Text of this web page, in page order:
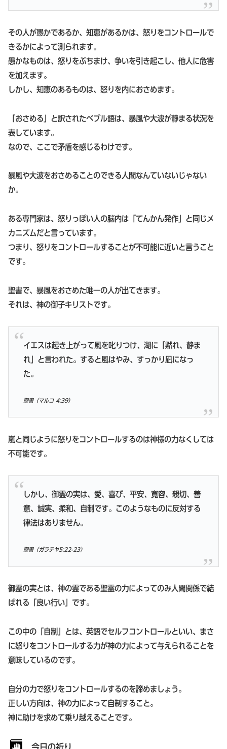
その人が愚かであるか、知恵があるかは、怒りをコントロールで
きるかによって測られます。
愚かなものは、怒りをぶちまけ、争いを引き起こし、他人に危害
を加えます。
しかし、知恵のあるものは、怒りを内におさめます。
「おさめる」と訳されたべブル語は、暴風や大波が静まる状況を
表しています。
なので、ここで矛盾を感じるわけです。
暴風や大波をおさめることのできる人間なんていないじゃない
か。
ある専門家は、怒りっぽい人の脳内は「てんかん発作」と同じメ
カニズムだと言っています。
つまり、怒りをコントロールすることが不可能に近いと言うこと
です。
聖書で、暴風をおさめた唯一の人が出てきます。
それは、神の御子キリストです。
イエスは起き上がって風を叱りつけ、湖に「黙れ、静ま
れ」と言われた。すると風はやみ、すっかり凪になっ
た。
聖書（マルコ 4:39）
嵐と同じように怒りをコントロールするのは神様の力なくしては
不可能です。
しかし、御霊の実は、愛、喜び、平安、寛容、親切、善
意、誠実、柔和、自制です。このようなものに反対する
律法はありません。
聖書（ガラテヤ5:22-23）
御霊の実とは、神の霊である聖霊の力によってのみ人間関係で結
ばれる「良い行い」です。
この中の「自制」とは、英語でセルフコントロールといい、まさ
に怒りをコントロールする力が神の力によって与えられることを
意味しているのです。
自分の力で怒りをコントロールするのを諦めましょう。
正しい方向は、神の力によって自制すること。
神に助けを求めて乗り越えることです。
今日の祈り